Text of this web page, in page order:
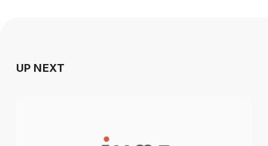
UP NEXT